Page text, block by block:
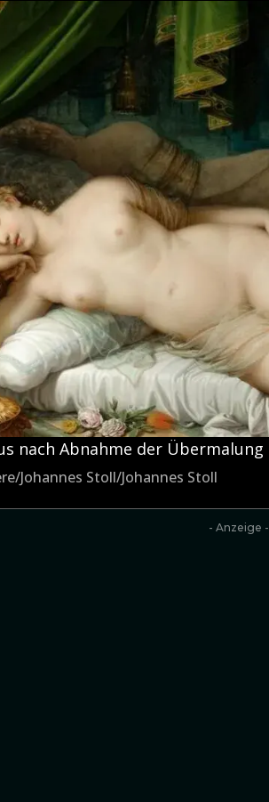
nach Abnahme der Übermalung
Johannes Stoll/Johannes Stoll
- Anzeige -